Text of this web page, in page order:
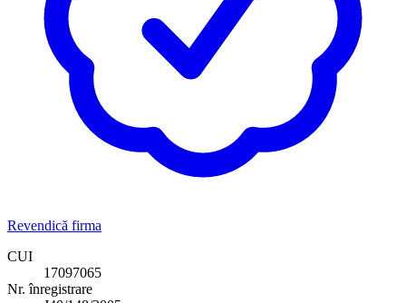
Revendică firma
CUI
17097065
Nr. înregistrare